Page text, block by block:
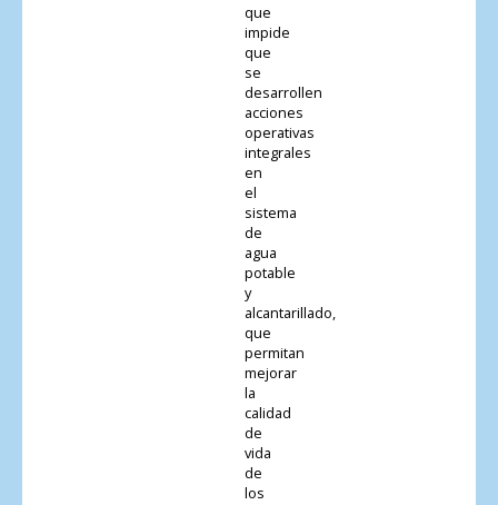
que
impide
que
se
desarrollen
acciones
operativas
integrales
en
el
sistema
de
agua
potable
y
alcantarillado,
que
permitan
mejorar
la
calidad
de
vida
de
los